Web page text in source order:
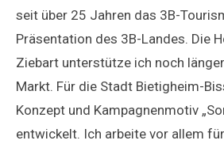
seit über 25 Jahren das 3B-
Präsentation des 3B-Landes. Die
Ziebart unterstütze ich noch
Markt. Für die Stadt Bietigheim-
Konzept und Kampagnenmotiv
entwickelt. Ich arbeite vor allem